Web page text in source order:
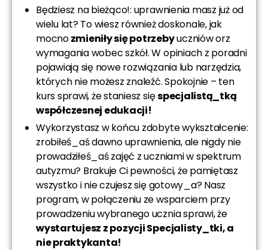
Będziesz na bieżąco!: uprawnienia masz już od
wielu lat? To wiesz również doskonale, jak
mocnozmieniły się potrzebyuczniów orz
wymagania wobec szkół. W opiniach z poradni
pojawiają się nowe rozwiązania lub narzędzia,
których nie możesz znaleźć. Spokojnie – ten
kurs sprawi, że staniesz sięspecjalistą_tką
współczesnej edukacji!
Wykorzystasz w końcu zdobyte wykształcenie:
zrobiłeś_aś dawno uprawnienia, ale nigdy nie
prowadziłeś_aś zajęć z uczniami w spektrum
autyzmu? Brakuje Ci pewności, że pamiętasz
wszystko i nie czujesz się gotowy_a? Nasz
program, w połączeniu ze wsparciem przy
prowadzeniu wybranego ucznia sprawi, że
wystartujesz z pozycji Specjalisty_tki, a
nie praktykanta!